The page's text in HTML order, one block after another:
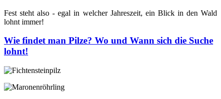
Fest steht also - egal in welcher Jahreszeit, ein Blick in den Wald
lohnt immer!
Wie findet man Pilze? Wo und Wann sich die Suche
lohnt!